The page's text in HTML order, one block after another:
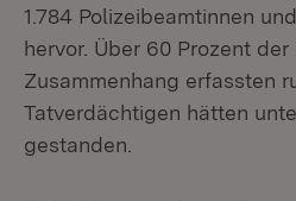
1.784 Polizeibeamtinnen
hervor. Über 60 Prozent der
Zusammenhang erfassten
Tatverdächtigen hätten
gestanden.